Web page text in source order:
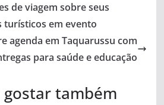
de viagem sobre seus
turísticos em evento
agenda em Taquarussu com
para saúde e educação
gostar também